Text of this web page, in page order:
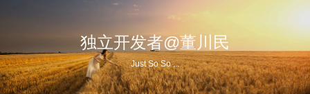
独立开发者@董川民
Just So So ...